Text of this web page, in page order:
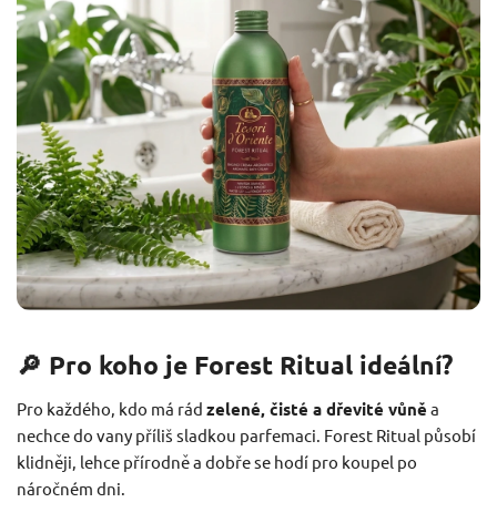
🔎 Pro koho je Forest Ritual ideální?
Pro každého, kdo má rád zelené, čisté a dřevité vůně a
nechce do vany příliš sladkou parfemaci. Forest Ritual působí
klidněji, lehce přírodně a dobře se hodí pro koupel po
náročném dni.